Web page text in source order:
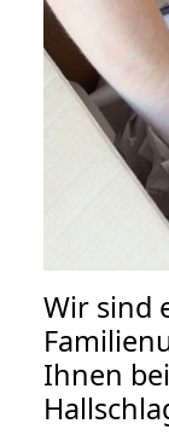
Wir sind
Ihnen